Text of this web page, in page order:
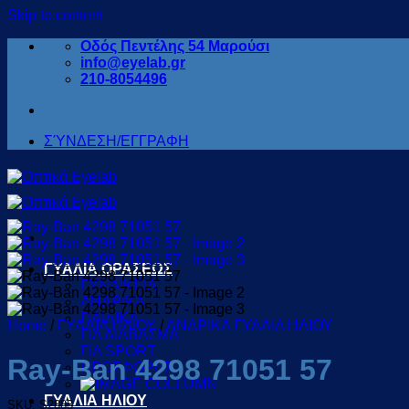
Skip to content
Οδός Πεντέλης 54 Μαρούσι
info@eyelab.gr
210-8054496
ΣΎΝΔΕΣΗ/ΕΓΓΡΑΦΗ
ΓΥΑΛΙΑ ΟΡΑΣΕΩΣ
ΓΥΝΑΙΚΕΙΑ
ΑΝΔΡΙΚΑ
ΠΑΙΔΙΚΑ
ΓΙΑ ΔΙΑΒΑΣΜΑ
ΓΙΑ SPORT
ΠΡΟΣΦΟΡΕΣ
ΓΥΑΛΙΑ ΗΛΙΟΥ
Home / ΓΥΑΛΙΑ ΗΛΙΟΥ /ΑΝΔΡΙΚΑ ΓΥΑΛΙΑ ΗΛΙΟΥ
Ray-Ban 4298 71051 57
SKU: S2883